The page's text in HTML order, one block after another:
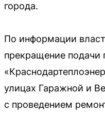
города.
По информации
прекращение подачи
улицах Гаражной и
с проведением